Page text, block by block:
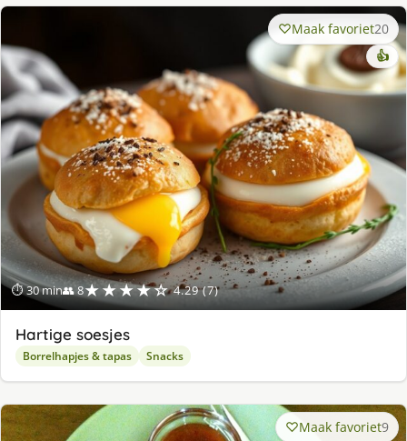
⏱ 30 min👥 8★★★★☆ 4.29 (7)
Maak favoriet20
👍
Hartige soesjes
Borrelhapjes & tapas Snacks
Maak favoriet9